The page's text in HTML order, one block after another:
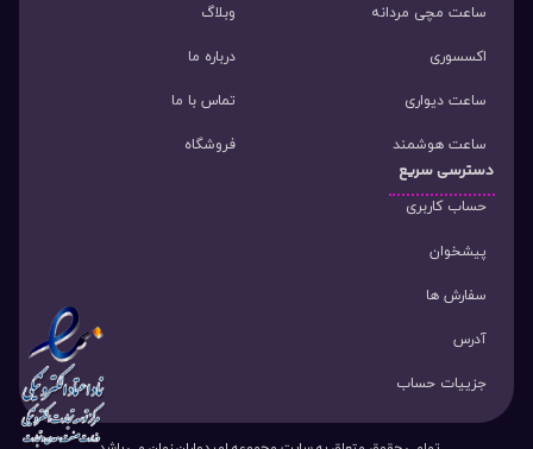
ساعت مچی مردانه
اکسسوری
ساعت دیواری
ساعت هوشمند
وبلاگ
درباره ما
تماس با ما
فروشگاه
دسترسی سریع
حساب کاربری
پیشخوان
سفارش ها
آدرس
جزییات حساب